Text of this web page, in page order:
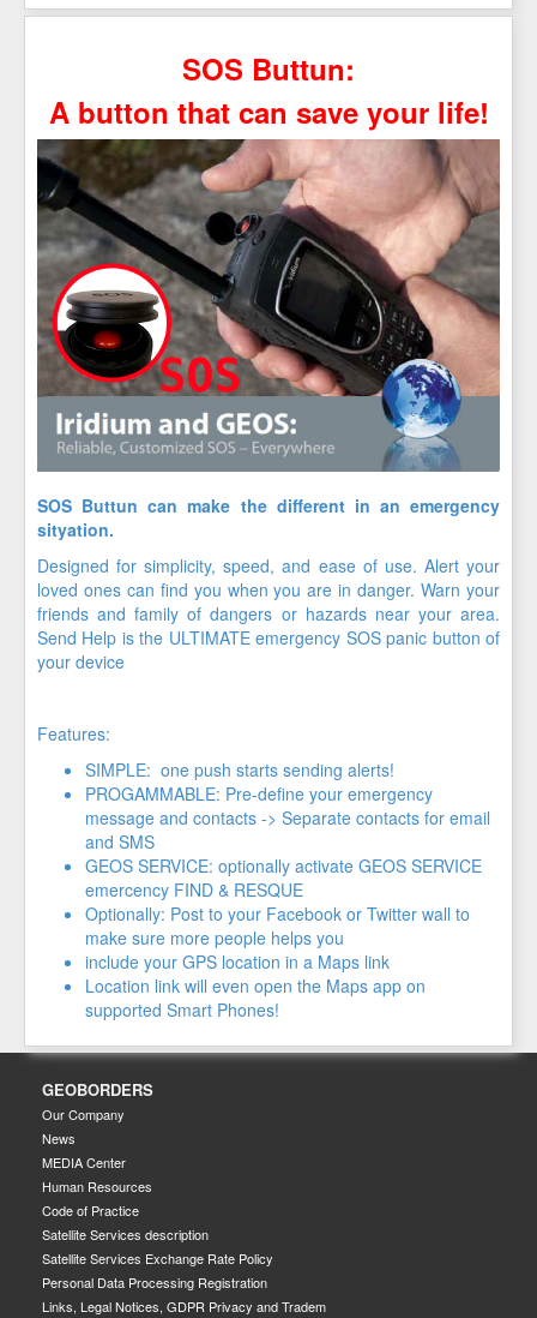
SOS Buttun:
A button that can save your life!
SOS Buttun can make the different in an emergency
sityation.
Designed for simplicity, speed, and ease of use. Alert your
loved ones can find you when you are in danger. Warn your
friends and family of dangers or hazards near your area.
Send Help is the ULTIMATE emergency SOS panic button of
your device
Features:
SIMPLE: one push starts sending alerts!
PROGAMMABLE: Pre-define your emergency
message and contacts -> Separate contacts for email
and SMS
GEOS SERVICE: optionally activate GEOS SERVICE
emercency FIND & RESQUE
Optionally: Post to your Facebook or Twitter wall to
make sure more people helps you
include your GPS location in a Maps link
Location link will even open the Maps app on
supported Smart Phones!
GEOBORDERS
Our Company
News
MEDIA Center
Human Resources
Code of Practice
Satellite Services description
Satellite Services Exchange Rate Policy
Personal Data Processing Registration
Links, Legal Notices, GDPR Privacy and Tradem